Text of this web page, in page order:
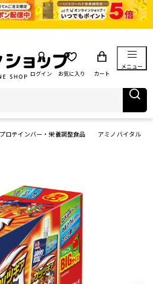
ログイン お気に入り カート
メニュー
プロテインバー・栄養調整食品
アミノバイタル